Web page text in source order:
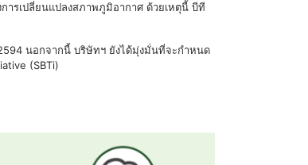
ารเปลี่ยนแปลงสภาพภูมิอากาศ ด้วยเหตุนี้ บีที
นอกจากนี้ บริษัทฯ ยังได้มุ่งมั่นที่จะกำหนด
(SBTi)